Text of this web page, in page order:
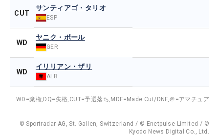
CUT
サンティアゴ・タリオ
ESP
WD
ヤニク・ポール
GER
WD
イリリアン・ザリ
ALB
WD=棄権, DQ=失格, CUT=予選落ち, MDF=Made Cut/DNF,＠=アマチュア
© Sportradar AG, St. Gallen, Switzerland / © Enetpulse Limited / ©
Kyodo News Digital Co., Ltd.